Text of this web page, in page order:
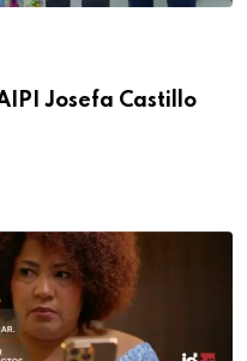
Josefa Castillo